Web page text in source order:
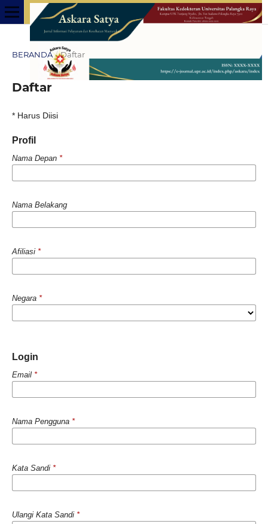
BERANDA / Daftar
Daftar
* Harus Diisi
Profil
Nama Depan *
Nama Belakang
Afiliasi *
Negara *
Login
Email *
Nama Pengguna *
Kata Sandi *
Ulangi Kata Sandi *